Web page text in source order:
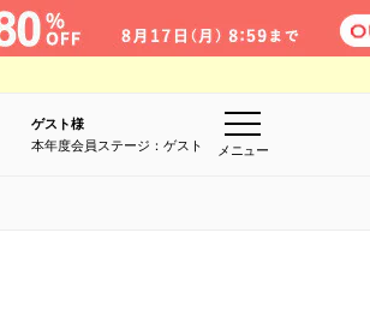
ゲスト様
本年度会員ステージ：ゲスト
メニュー